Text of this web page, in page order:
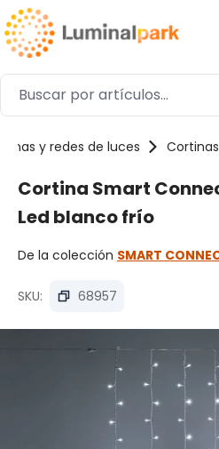
Saltar al contenido principal
y redes de luces
Cortina Smart
Led blanco frío
De la colección SMART
SKU: 68957